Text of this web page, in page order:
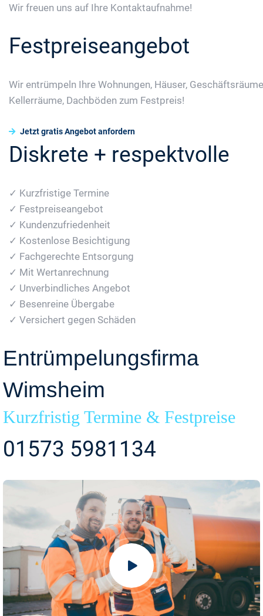
Wir freuen uns auf Ihre Kontaktaufnahme!
Festpreiseangebot
Wir entrümpeln Ihre Wohnungen, Häuser,
Kellerräume, Dachböden zum Festpreis!
Jetzt gratis Angebot anfordern
Diskrete + respektvolle
✓ Kurzfristige Termine
✓ Festpreiseangebot
✓ Kundenzufriedenheit
✓ Kostenlose Besichtigung
✓ Fachgerechte Entsorgung
✓ Mit Wertanrechnung
✓ Unverbindliches Angebot
✓ Besenreine Übergabe
✓ Versichert gegen Schäden
Entrümpelungsfirma
Wimsheim
Kurzfristig Termine & Festpreise
01573 5981134